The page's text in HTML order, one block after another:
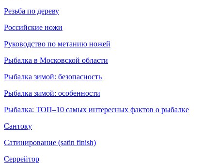
Резьба по дереву
Российские ножи
Руководство по метанию ножей
Рыбалка в Московской области
Рыбалка зимой: безопасность
Рыбалка зимой: особенности
Рыбалка: ТОП–10 самых интересных фактов о рыбалке
Сантоку
Сатинирование (satin finish)
Серрейтор